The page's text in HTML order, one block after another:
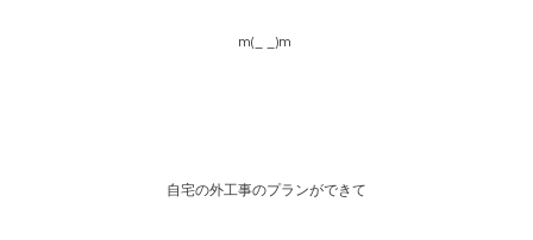
m(_ _)m
自宅の外工事のプランができて